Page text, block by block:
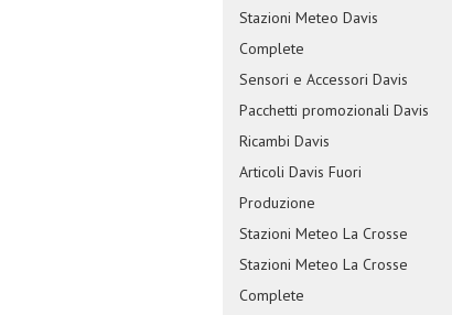
Stazioni Meteo Davis
Complete
Sensori e Accessori Davis
Pacchetti promozionali Davis
Ricambi Davis
Articoli Davis Fuori
Produzione
Stazioni Meteo La Crosse
Stazioni Meteo La Crosse
Complete